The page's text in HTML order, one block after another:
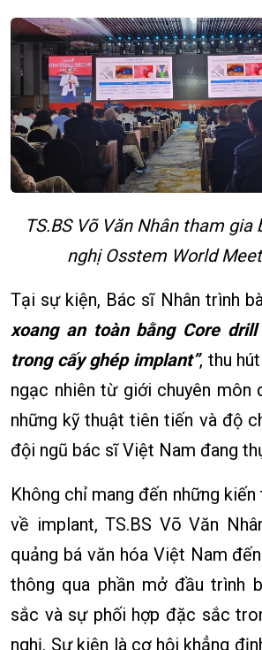
TS.BS Võ Văn Nhân tham gia
nghị Osstem World
Tại sự kiện, Bác sĩ Nhân trình
xoang an toàn bằng Core
trong cấy ghép implant”, thu
ngạc nhiên từ giới chuyên môn
những kỹ thuật tiên tiến và độ
đội ngũ bác sĩ Việt Nam đang
Không chỉ mang đến những
về implant, TS.BS Võ Văn
quảng bá văn hóa Việt Nam
thông qua phần mở đầu trình
sắc và sự phối hợp đặc sắc
nghị. Sự kiện là cơ hội khẳng